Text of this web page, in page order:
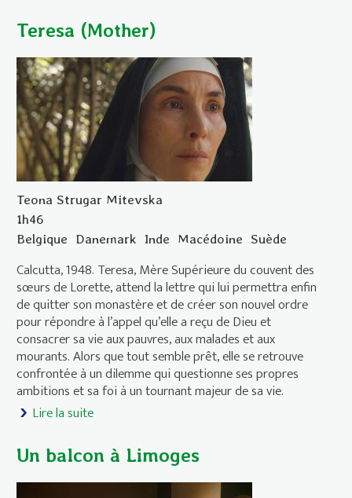
Teresa (Mother)
Teona Strugar Mitevska
1h46
Belgique Danemark Inde Macédoine Suède
Calcutta, 1948. Teresa, Mère Supérieure du couvent des
sœurs de Lorette, attend la lettre qui lui permettra enfin
de quitter son monastère et de créer son nouvel ordre
pour répondre à l’appel qu’elle a reçu de Dieu et
consacrer sa vie aux pauvres, aux malades et aux
mourants. Alors que tout semble prêt, elle se retrouve
confrontée à un dilemme qui questionne ses propres
ambitions et sa foi à un tournant majeur de sa vie.
Lire la suite
Un balcon à Limoges